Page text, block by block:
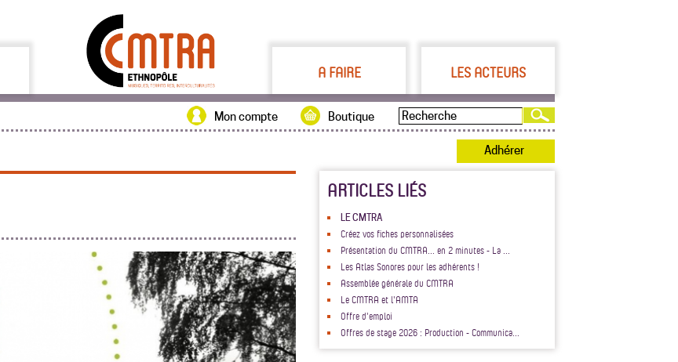
A FAIRE LES ACTEURS
Boutique
Mon compte
Adhérer
ARTICLES LIÉS
LE CMTRA
Créez vos fiches personnalisées
Présentation du CMTRA... en 2 minutes - La ...
Les Atlas Sonores pour les adhérents !
Assemblée générale du CMTRA
Le CMTRA et l'AMTA
Offre d'emploi
Offres de stage 2026 : Production - Communica...